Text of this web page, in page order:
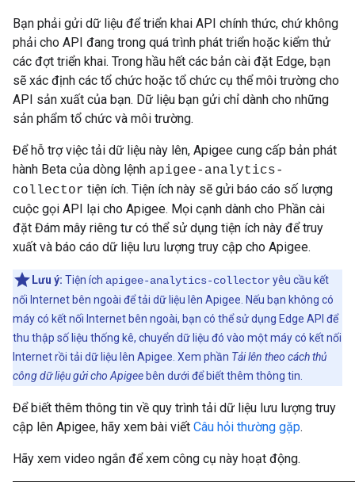
Bạn phải gửi dữ liệu để triển khai API chính thức, chứ không
phải cho API đang trong quá trình phát triển hoặc kiểm thử
các đợt triển khai. Trong hầu hết các bản cài đặt Edge, bạn
sẽ xác định các tổ chức hoặc tổ chức cụ thể môi trường cho
API sản xuất của bạn. Dữ liệu bạn gửi chỉ dành cho những
sản phẩm tổ chức và môi trường.
Để hỗ trợ việc tải dữ liệu này lên, Apigee cung cấp bản phát
hành Beta của dòng lệnh apigee-analytics-
collector tiện ích. Tiện ích này sẽ gửi báo cáo số lượng
cuộc gọi API lại cho Apigee. Mọi cạnh dành cho Phần cài
đặt Đám mây riêng tư có thể sử dụng tiện ích này để truy
xuất và báo cáo dữ liệu lưu lượng truy cập cho Apigee.
Lưu ý: Tiện ích apigee-analytics-collector yêu cầu kết
nối Internet bên ngoài để tải dữ liệu lên Apigee. Nếu bạn không có
máy có kết nối Internet bên ngoài, bạn có thể sử dụng Edge API để
thu thập số liệu thống kê, chuyển dữ liệu đó vào một máy có kết nối
Internet rồi tải dữ liệu lên Apigee. Xem phần Tải lên theo cách thủ
công dữ liệu gửi cho Apigee bên dưới để biết thêm thông tin.
Để biết thêm thông tin về quy trình tải dữ liệu lưu lượng truy
cập lên Apigee, hãy xem bài viết Câu hỏi thường gặp.
Hãy xem video ngắn để xem công cụ này hoạt động.